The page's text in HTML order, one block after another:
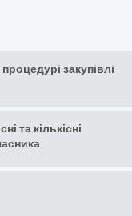
закупівлі
та кількісні